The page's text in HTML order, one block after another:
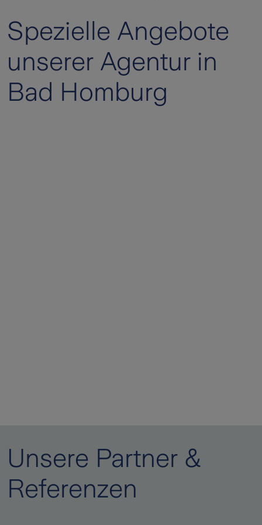
Spezielle Angebote
unserer Agentur in
Bad Homburg
Unsere Partner &
Referenzen